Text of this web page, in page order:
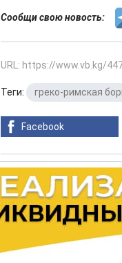
Сообщи свою новость:
URL: https://www.vb.kg/
Теги: греко-римская
Facebook